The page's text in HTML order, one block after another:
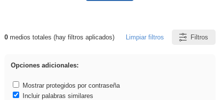
Resultados de: griega
0medios totales (hay filtros aplicados) Limpiar filtros Filtros
Opciones adicionales:
Mostrar protegidos por contraseña
Incluir palabras similares